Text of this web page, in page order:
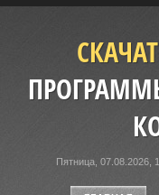
Пятница, 07.08.2026,